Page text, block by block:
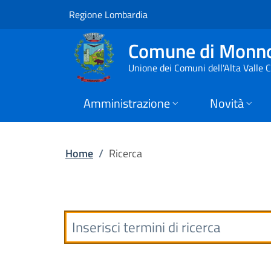
Vai al contenuto principale
Ricerca | Comune
Regione Lombardia
Comune di
Unione dei Comuni dell'Alta Valle
Amministrazione Novità
Home / Ricerca
Form per
Ricerca